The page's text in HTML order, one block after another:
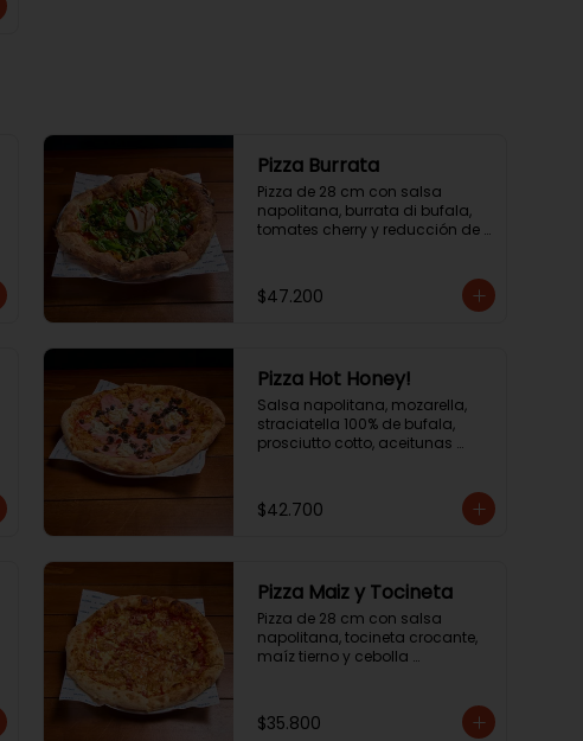
Pizza Burrata
Pizza de 28 cm con salsa
napolitana, burrata di bufala,
tomates cherry y reducción de
$47.200
Pizza Hot Honey!
Salsa napolitana, mozarella,
straciatella 100% de bufala,
prosciutto cotto, aceitunas
$42.700
Pizza Maiz y Tocineta
Pizza de 28 cm con salsa
napolitana, tocineta crocante,
maíz tierno y cebolla
$35.800